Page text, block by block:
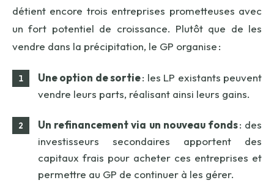
détient encore trois entreprises prometteuses avec
un fort potentiel de croissance. Plutôt que de les
vendre dans la précipitation, le GP organise :
Une option de sortie: les LP existants peuvent
vendre leurs parts, réalisant ainsi leurs gains.
Un refinancement via un nouveau fonds: des
investisseurs secondaires apportent des
capitaux frais pour acheter ces entreprises et
permettre au GP de continuer à les gérer.